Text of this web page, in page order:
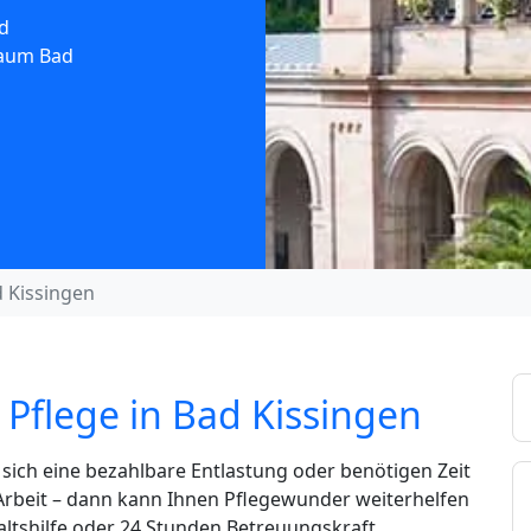
Bad
Kissingen
in Bad Kissingen
eine bezahlbare Entlastung oder benötigen Zeit
– dann kann Ihnen Pflegewunder weiterhelfen